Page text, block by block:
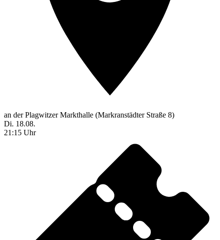
an der Plagwitzer Markthalle (Markranstädter Straße 8)
Di. 18.08.
21:15 Uhr